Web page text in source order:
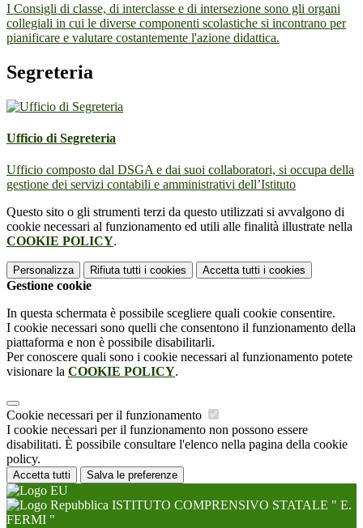
I Consigli di classe, di interclasse e di intersezione sono gli organi
collegiali in cui le diverse componenti scolastiche si incontrano per
pianificare e valutare costantemente l'azione didattica.
Segreteria
Ufficio di Segreteria
Ufficio composto dal DSGA e dai suoi collaboratori, si occupa della
gestione dei servizi contabili e amministrativi dell’Istituto
Questo sito o gli strumenti terzi da questo utilizzati si avvalgono di
cookie necessari al funzionamento ed utili alle finalità illustrate nella
COOKIE POLICY.
Personalizza Rifiuta tutti i cookies Accetta tutti i cookies
Gestione cookie
In questa schermata è possibile scegliere quali cookie consentire.
I cookie necessari sono quelli che consentono il funzionamento della
piattaforma e non è possibile disabilitarli.
Per conoscere quali sono i cookie necessari al funzionamento potete
visionare la COOKIE POLICY.
Cookie necessari per il funzionamento
I cookie necessari per il funzionamento non possono essere
disabilitati. È possibile consultare l'elenco nella pagina della cookie
policy.
Accetta tutti Salva le preferenze
ISTITUTO COMPRENSIVO STATALE " E.
FERMI "